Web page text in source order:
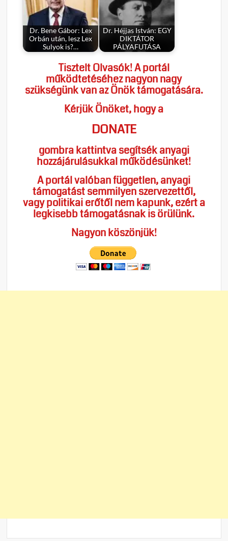
Dr. Bene Gábor: Lex
Orbán után, lesz Lex
Sulyok is?…
Dr. Héjjas István: EGY
DIKTÁTOR
PÁLYAFUTÁSA
Tisztelt Olvasók! A portál
működtetéséhez nagyon nagy
szükségünk van az Önök támogatására.
Kérjük Önöket, hogy a
DONATE
gombra kattintva segítsék anyagi
hozzájárulásukkal működésünket!
A portál valóban független, anyagi
támogatást semmilyen szervezettől,
vagy politikai erőtől nem kapunk, ezért a
legkisebb támogatásnak is örülünk.
Nagyon köszönjük!